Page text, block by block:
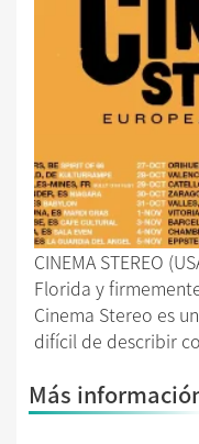
CINEMA STEREO
Florida y
Cinema Stereo es
difícil de describir
Más